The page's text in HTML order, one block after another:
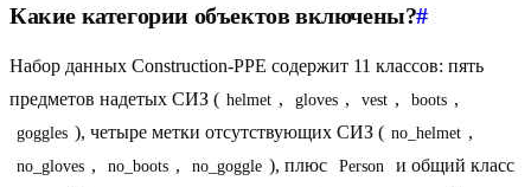
Какие категории объектов включены?#
Набор данных Construction-PPE содержит 11 классов: пять
предметов надетых СИЗ ( helmet , gloves , vest , boots ,
goggles ), четыре метки отсутствующих СИЗ ( no_helmet ,
no_gloves , no_boots , no_goggle ), плюс Person и общий класс